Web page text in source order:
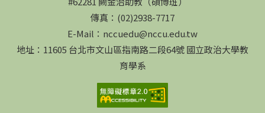
傳真：(02)2938-7717
E-Mail：nccuedu@nccu.edu.tw
地址：11605 台北市文山區指南路二段64號 國立政治大學教
育學系